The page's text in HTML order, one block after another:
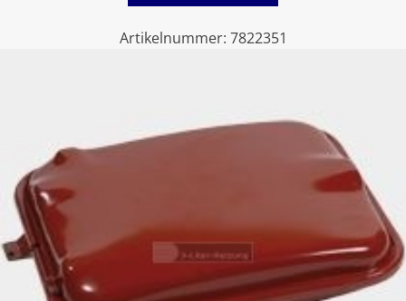
Artikelnummer: 7822351